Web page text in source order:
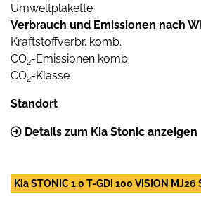
Umweltplakette
Verbrauch und Emissionen nach
Kraftstoffverbr. komb.
CO2-Emissionen komb.
CO2-Klasse
Standort
Details zum Kia Stonic anzeigen
Kia STONIC 1.0 T-GDI 100 VISION MJ26